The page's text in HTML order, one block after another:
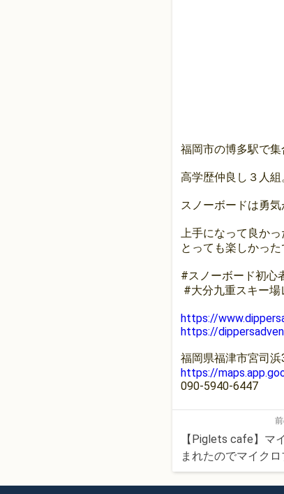
福岡市の博多駅で集
高学歴仲良し３人組
スノーボードは勇気
上手になって良かっ
とっても楽しかった
#スノーボード初心
#大分九重スキー場
https://
https://
福岡県福津市宮司
https://
090-5940-6447
【Piglets cafe】マ
まれたのでマイク